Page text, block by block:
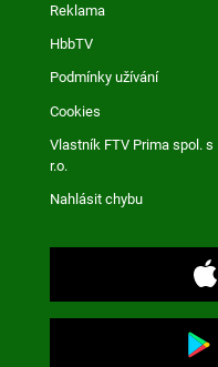
Reklama
HbbTV
Podmínky užívání
Cookies
Vlastník FTV Prima spol. s
r.o.
Nahlásit chybu